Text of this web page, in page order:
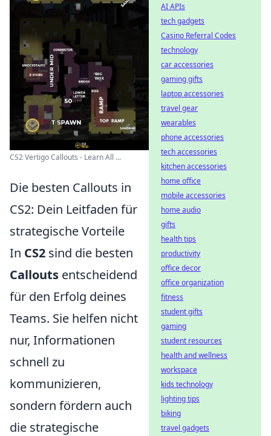
CS2 Vertigo Callouts - Learn All ...
Die besten Callouts in
CS2: Dein Leitfaden für
strategische Vorteile
In CS2 sind die besten
Callouts entscheidend
für den Erfolg deines
Teams. Sie helfen nicht
nur, Informationen
schnell zu
kommunizieren,
sondern fördern auch
die strategische
AI APIs
tech gadgets
Casino Referral Codes
technology
car accessories
gaming gifts
laptop accessories
travel gear
wearables
phone accessories
tech accessories
kitchen accessories
home office
mobile accessories
home audio
gifts
health tips
productivity
office decor
office organization
fitness
student gifts
gaming
student resources
health and wellness
workspace
kids technology
lighting tips
biking
travel gadgets